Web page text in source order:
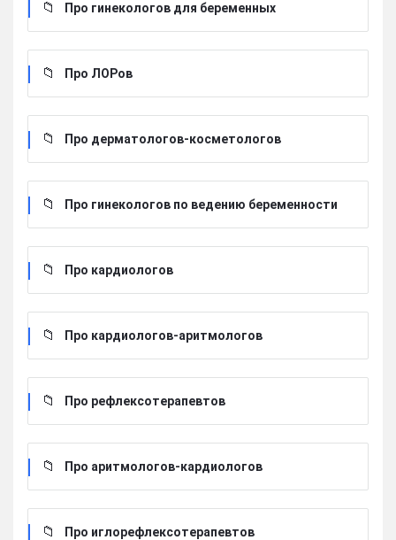
Про гинекологов для беременных
Про ЛОРов
Про дерматологов-косметологов
Про гинекологов по ведению беременности
Про кардиологов
Про кардиологов-аритмологов
Про рефлексотерапевтов
Про аритмологов-кардиологов
Про иглорефлексотерапевтов